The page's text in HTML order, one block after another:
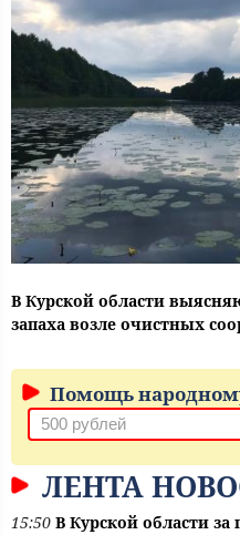
В Курской области
запаха возле очистных
Помощь
ЛЕНТА
15:50 В Курской области